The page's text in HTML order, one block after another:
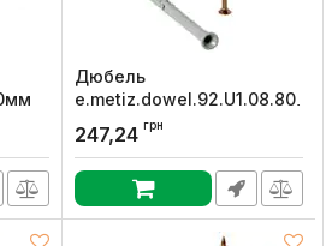
Дюбель
e.metiz.dowel.92.U1.08.80,
з ударним шурупом
М8х80 п/п, потай, E.NEXT
Артикул:m0060031
247,24 грн